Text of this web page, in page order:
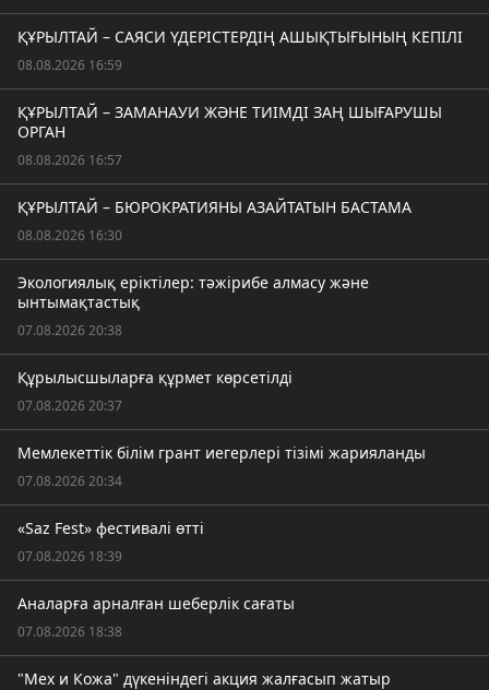
ҚҰРЫЛТАЙ – САЯСИ ҮДЕРІСТЕРДІҢ АШЫҚТЫҒЫНЫҢ КЕПІЛІ
08.08.2026 16:59
ҚҰРЫЛТАЙ – ЗАМАНАУИ ЖӘНЕ ТИІМДІ ЗАҢ ШЫҒАРУШЫ
ОРГАН
08.08.2026 16:57
ҚҰРЫЛТАЙ – БЮРОКРАТИЯНЫ АЗАЙТАТЫН БАСТАМА
08.08.2026 16:30
Экологиялық еріктілер: тәжірибе алмасу және
ынтымақтастық
07.08.2026 20:38
Құрылысшыларға құрмет көрсетілді
07.08.2026 20:37
Мемлекеттік білім грант иегерлері тізімі жарияланды
07.08.2026 20:34
«Saz Fest» фестивалі өтті
07.08.2026 18:39
Аналарға арналған шеберлік сағаты
07.08.2026 18:38
"Мех и Кожа" дүкеніндегі акция жалғасып жатыр